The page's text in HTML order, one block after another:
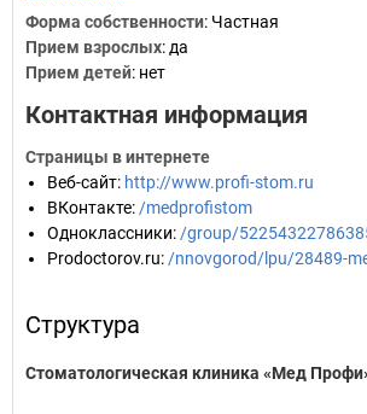
Форма собственности: Частная
Прием взрослых: да
Прием детей: нет
Контактная информация
Страницы в интернете
Веб-сайт: http://www.profi-stom.ru
ВКонтакте: /medprofistom
Одноклассники: /group/
Prodoctorov.ru: /nnovgorod/lpu/28489-
Структура
Стоматологическая клиника «Мед